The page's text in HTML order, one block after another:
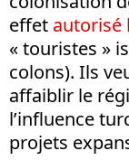
effet autorisé
« touristes »
colons). Ils
affaiblir le
l’influence
projets